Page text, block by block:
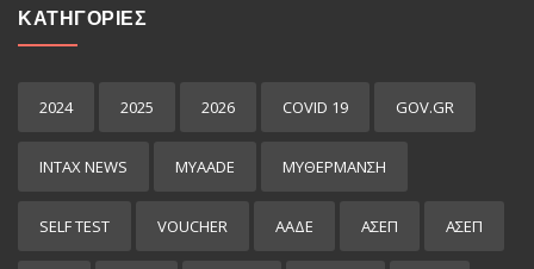
ΚΑΤΗΓΟΡΙΕΣ
2024 2025 2026 COVID 19 GOV.GR
INTAX NEWS MYAADE MYΘΈΡΜΑΝΣΗ
SELF TEST VOUCHER ΑΑΔΕ ΑΣΕΠ ΑΣΕΠ